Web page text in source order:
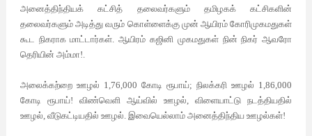
அனைத்திந்தியக்
கட்சித் தலைவர்களும் தமிழகக்
கட்சிகளின்
தலைவர்களும் அடித்து வரும் கொள்ளைக்கு முன் ஆயிரம் கோரிமுகமதுகள்
கூட நிகராக மாட்டார்கள்.ஆயிரம் கஜினி முகமதுகள் நின் நிகர் ஆவரோ
தெரியின் அம்மா!.
அலைக்கற்றை ஊழல் 1,76,000 கோடி ரூபாய்;நிலக்கரி ஊழல் 1,86,000
கோடி
ரூபாய்! விண்வெளி ஆய்வில் ஊழல்,விளையாட்டு
நடத்தியதில்
ஊழல், வீடுகட்டியதில் ஊழல். இவையெல்லாம் அனைத்திந்திய ஊழல்கள்!